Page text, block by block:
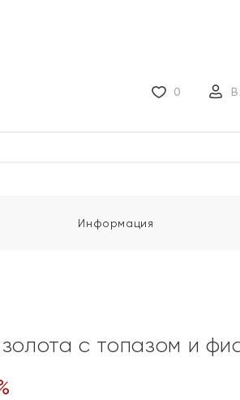
0
Информация
с топазом и